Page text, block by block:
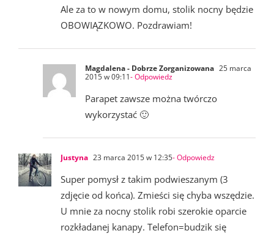
Ale za to w nowym domu, stolik nocny będzie
OBOWIĄZKOWO. Pozdrawiam!
Magdalena - Dobrze Zorganizowana 25 marca
2015 w 09:11- Odpowiedz
Parapet zawsze można twórczo
wykorzystać 🙂
Justyna 23 marca 2015 w 12:35- Odpowiedz
Super pomysł z takim podwieszanym (3
zdjęcie od końca). Zmieści się chyba wszędzie.
U mnie za nocny stolik robi szerokie oparcie
rozkładanej kanapy. Telefon=budzik się